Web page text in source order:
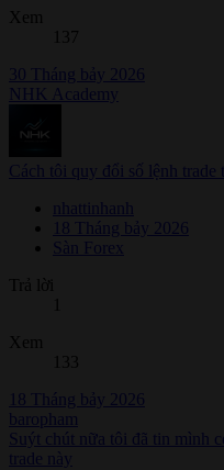
Xem
137
30 Tháng bảy 2026
NHK Academy
Cách tôi quy đổi số lệnh trade
nhattinhanh
18 Tháng bảy 2026
Sàn Forex
Trả lời
Xem
133
18 Tháng bảy 2026
baropham
Suýt chút nữa tôi đã tin mình
trade này